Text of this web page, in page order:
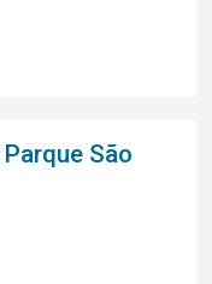
Parque São